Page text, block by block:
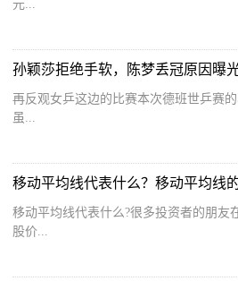
元...
再反观女乒这边的比赛本次德班世乒赛
虽...
移动平均线代表什么？移动平均线
移动平均线代表什么?很多投资者的朋友
股价...